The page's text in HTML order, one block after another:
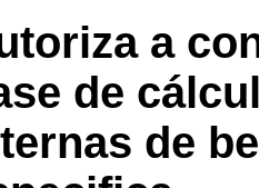
a
de
de